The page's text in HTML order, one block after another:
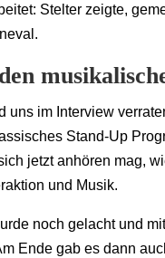
Stelter zeigte,
uns im Interview
Stand-Up
jetzt anhören mag,
und Musik.
noch gelacht und
Ende gab es dann